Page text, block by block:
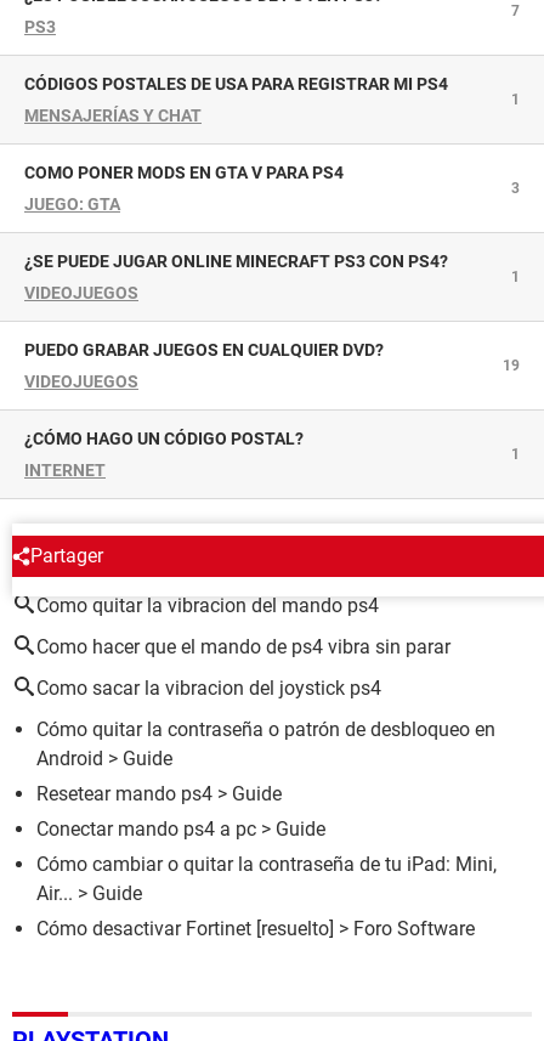
PS3
7
CÓDIGOS POSTALES DE USA PARA REGISTRAR MI PS4
MENSAJERÍAS Y CHAT
1
COMO PONER MODS EN GTA V PARA PS4
JUEGO: GTA
3
¿SE PUEDE JUGAR ONLINE MINECRAFT PS3 CON PS4?
VIDEOJUEGOS
1
PUEDO GRABAR JUEGOS EN CUALQUIER DVD?
VIDEOJUEGOS
19
¿CÓMO HAGO UN CÓDIGO POSTAL?
INTERNET
1
Partager
ALREDEDOR DEL MISMO TEMA
Como quitar la vibracion del mando ps4
Como hacer que el mando de ps4 vibra sin parar
Como sacar la vibracion del joystick ps4
Cómo quitar la contraseña o patrón de desbloqueo en
Android > Guide
Resetear mando ps4 > Guide
Conectar mando ps4 a pc > Guide
Cómo cambiar o quitar la contraseña de tu iPad: Mini,
Air... > Guide
Cómo desactivar Fortinet [resuelto] > Foro Software